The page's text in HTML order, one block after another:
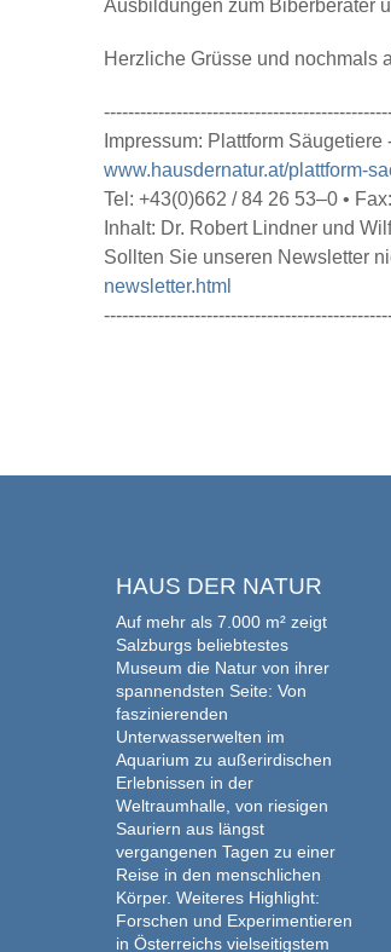
Ausbildungen zum Biberberater
Herzliche Grüsse und nochmals
Impressum: Plattform
www.hausdernatur.at/plattform-
Tel: +43(0)662 / 84 26 53–0 •
Inhalt: Dr. Robert Lindner und
Sollten Sie unseren Newsletter
newsletter.html
HAUS DER NATUR
Auf mehr als 7.000 m² zeigt
Salzburgs beliebtestes
Museum die Natur von ihrer
spannendsten Seite: Von
faszinierenden
Unterwasserwelten im
Aquarium zu außerirdischen
Erlebnissen in der
Weltraumhalle, von riesigen
Sauriern aus längst
vergangenen Tagen zu einer
Reise in den menschlichen
Körper. Weiteres Highlight:
Forschen und Experimentieren
in Österreichs vielseitigstem